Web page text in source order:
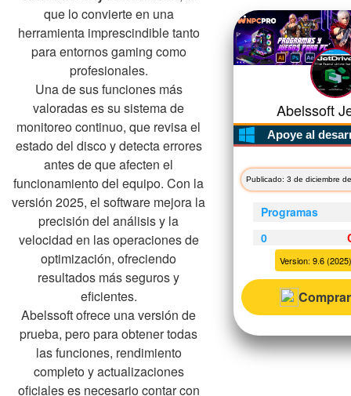
que lo convierte en una
herramienta imprescindible tanto
para entornos gaming como
profesionales.
Una de sus funciones más
valoradas es su sistema de
monitoreo continuo, que revisa el
estado del disco y detecta errores
antes de que afecten el
funcionamiento del equipo. Con la
versión 2025, el software mejora la
precisión del análisis y la
velocidad en las operaciones de
optimización, ofreciendo
resultados más seguros y
eficientes.
Abelssoft ofrece una versión de
prueba, pero para obtener todas
las funciones, rendimiento
completo y actualizaciones
oficiales es necesario contar con
Abelssoft
Apoye al
Publicado: 3 de diciembre
Programas
0
Version: 9.6